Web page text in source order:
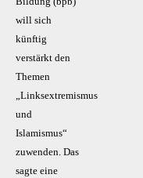
will sich
künftig
verstärkt den
Themen
„Linksextremismus
und
Islamismus“
zuwenden. Das
sagte eine